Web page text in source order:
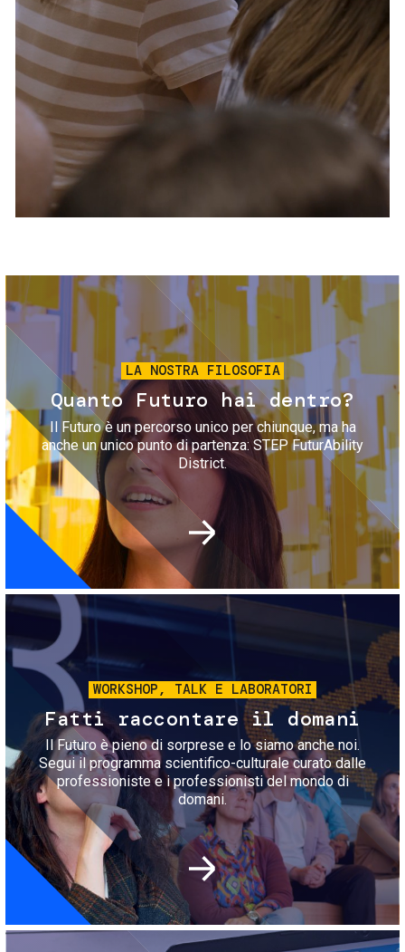
Servizi e accessibilità
Contatti
FAQ
Biglietti
Immagine
LA NOSTRA FILOSOFIA
Quanto Futuro hai dentro?
Il Futuro è un percorso unico per chiunque, ma ha
anche un unico punto di partenza: STEP FuturAbility
District.
Immagine
WORKSHOP, TALK E LABORATORI
Fatti raccontare il domani
Il Futuro è pieno di sorprese e lo siamo anche noi.
Segui il programma scientifico-culturale curato dalle
professioniste e i professionisti del mondo di
domani.
Immagine